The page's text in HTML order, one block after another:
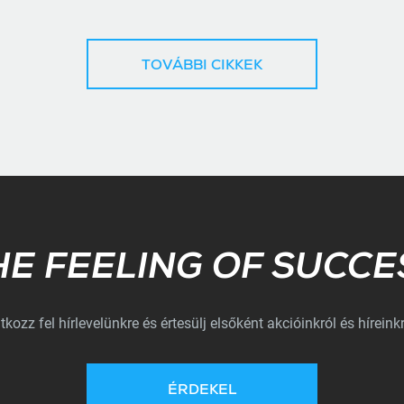
TOVÁBBI CIKKEK
Subscribe
FEELING OF
fel hírlevelünkre és értesülj elsőként akcióinkról és
ÉRDEKEL